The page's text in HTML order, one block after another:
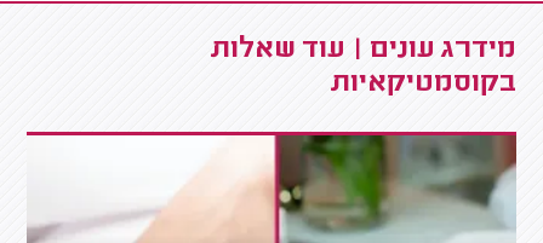
מידרג עונים | עוד שאלות
בקוסמטיקאיות